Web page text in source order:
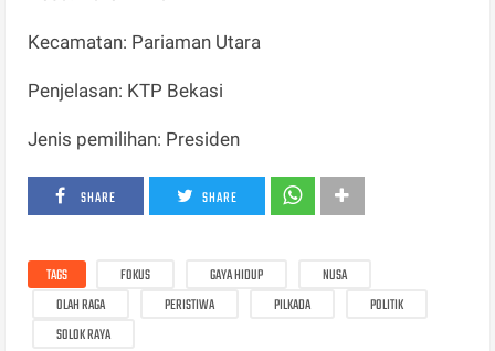
Kecamatan: Pariaman Utara
Penjelasan: KTP Bekasi
Jenis pemilihan: Presiden
SHARE SHARE
TAGS FOKUS GAYA HIDUP
NUSA
OLAH RAGA
PERISTIWA PILKADA
POLITIK
SOLOK RAYA